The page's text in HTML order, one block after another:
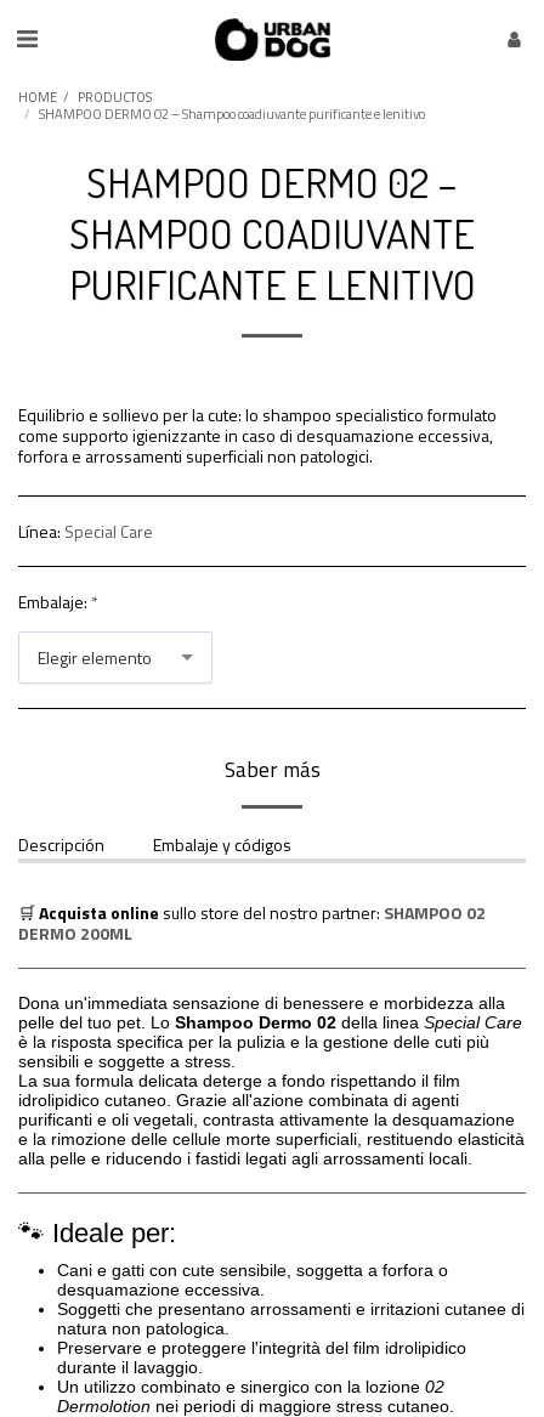
HOME
PRODUCTOS
SHAMPOO DERMO 02 – Shampoo coadiuvante purificante e lenitivo
SHAMPOO DERMO 02 –
SHAMPOO COADIUVANTE
PURIFICANTE E LENITIVO
Equilibrio e sollievo per la cute: lo shampoo specialistico formulato
come supporto igienizzante in caso di desquamazione eccessiva,
forfora e arrossamenti superficiali non patologici.
Línea: Special Care
Embalaje: *
Elegir elemento
Saber más
Descripción Embalaje y códigos
🛒Acquista online sullo store del nostro partner: SHAMPOO 02
DERMO 200ML
Dona un'immediata sensazione di benessere e morbidezza alla
pelle del tuo pet . Lo Shampoo Dermo 02 della linea Special Care
è la risposta specifica per la pulizia e la gestione delle cuti più
sensibili e soggette a stress
La sua formula delicata deterge a fondo rispettando il film
idrolipidico cutaneo . Grazie all'azione combinata di agenti
purificanti e oli vegetali, contrasta attivamente la desquamazione
e la rimozione delle cellule morte superficiali, restituendo elasticità
alla pelle e riducendo i fastidi legati agli arrossamenti locali
🐾 Ideale per:
Cani e gatti con cute sensibile, soggetta a forfora o
desquamazione eccessiva
Soggetti che presentano arrossamenti e irritazioni cutanee di
natura non patologica
Preservare e proteggere l'integrità del film idrolipidico
durante il lavaggio
Un utilizzo combinato e sinergico con la lozione 02
Dermolotion nei periodi di maggiore stress cutaneo